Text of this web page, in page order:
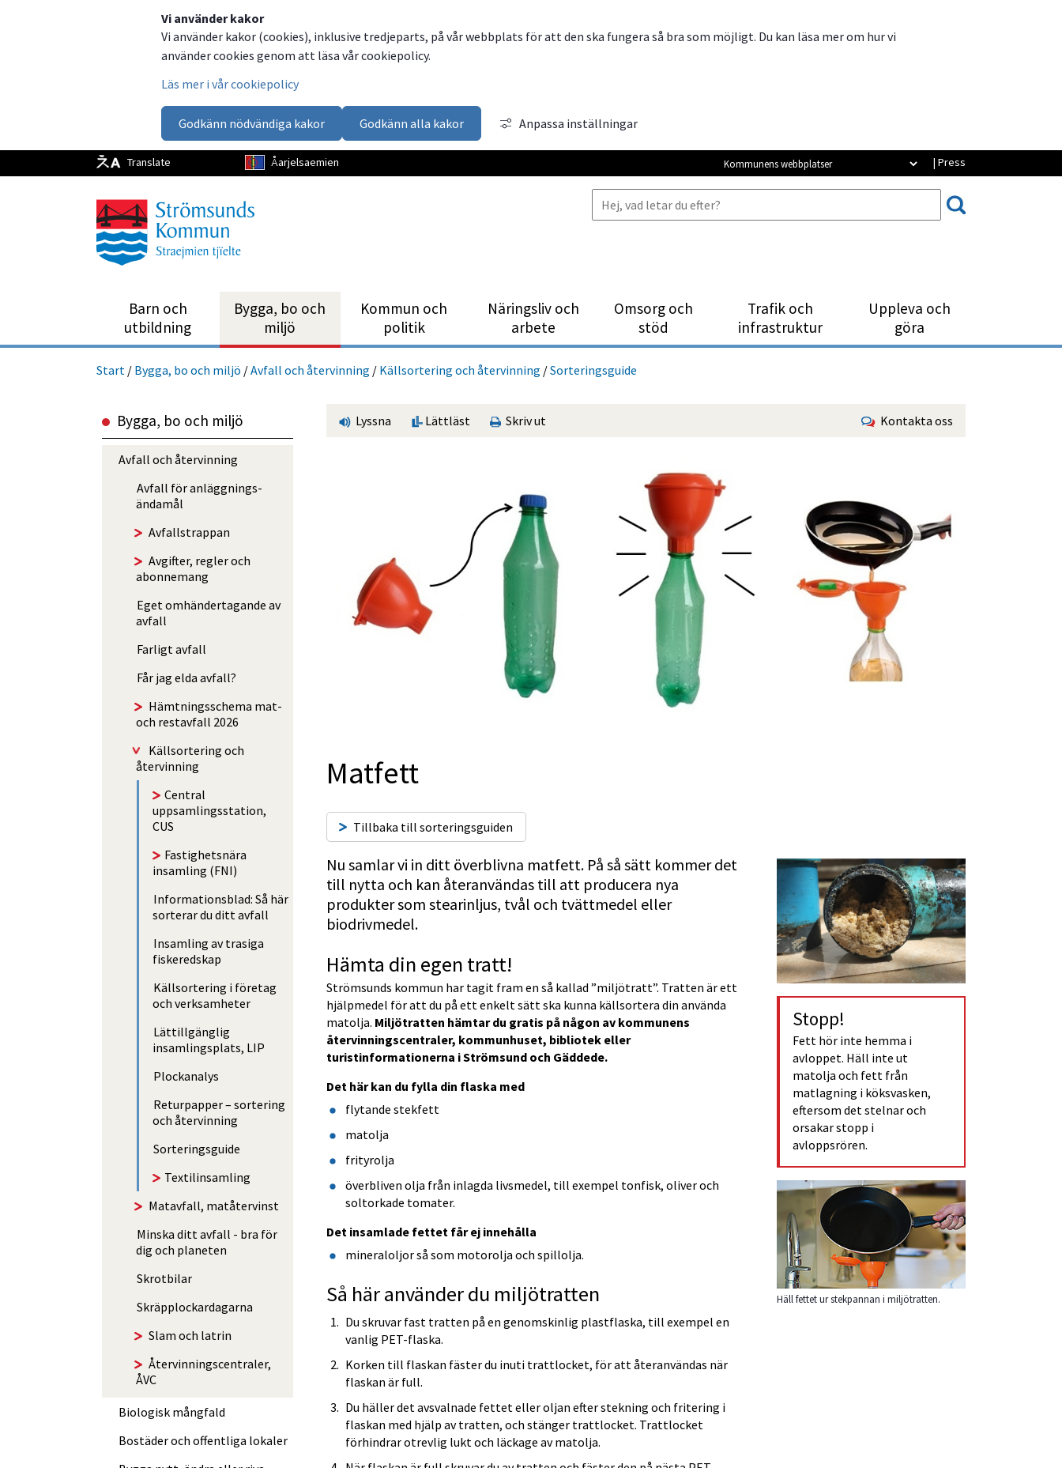
Vi använder kakor
Vi använder kakor (cookies), inklusive tredjeparts, på vår webbplats för att den ska fungera så bra som möjligt. Du kan läsa mer om hur vi
använder cookies genom att läsa vår cookiepolicy.
Läs mer i vår cookiepolicy
Godkänn nödvändiga kakor Godkänn alla kakor Anpassa inställningar
Translate Åarjelsaemien | Press
Kommunens webbplatser
Barn och
utbild­ning
Bygga, bo och
miljö
Kommun och
politik
Närings­liv och
arbete
Omsorg och
stöd
Trafik och
infrastruktur
Uppleva och
göra
Start / Bygga, bo och miljö /Avfall och återvinning / Käll­sorte­ring och återvinning /Sorterings­guide
Lyssna Lättläst Skriv ut Kontakta oss
Matfett
Tillbaka till sorteringsguiden
Nu samlar vi in ditt överblivna matfett. På så sätt kommer det
till nytta och kan återanvändas till att producera nya
produkter som stearinljus, tvål och tvättmedel eller
biodrivmedel.
Hämta din egen tratt!
Strömsunds kommun har tagit fram en så kallad ”miljötratt”. Tratten är ett
hjälpmedel för att du på ett enkelt sätt ska kunna källsortera din använda
matolja. Miljötratten hämtar du gratis på någon av kommunens
återvinningscentraler, kommunhuset, bibliotek eller
turistinformationerna i Strömsund och Gäddede.
Det här kan du fylla din flaska med
flytande stekfett
matolja
frityrolja
överbliven olja från inlagda livsmedel, till exempel tonfisk, oliver och
soltorka­de tomater.
Det insamlade fettet får ej innehålla
mineraloljor så som motorolja och spillolja.
Så här använder du miljötratten
Du skruvar fast tratten på en genomskinlig plastflaska, till exempel en
vanlig PET-flaska.
Korken till flaskan fäster du inuti trattlocket, för att återanvändas när
flaskan är full.
Du häller det avsvalnade fettet eller oljan efter stekning och fritering i
flaskan med hjälp av tratten, och stänger trattlocket. Trattlocket
förhindrar otrevlig lukt och läckage av matolja.
Stopp!
Fett hör inte hemma i
avloppet. Häll inte ut
matolja och fett från
matlagning i köksvasken,
eftersom det stelnar och
orsakar stopp i
avloppsrören.
Häll fettet ur stekpannan i miljötratten.
Bygga, bo och miljö
Avfall och återvinning
Avfall för anlägg­nings­
ändamål
Avfalls­trappan
Avgifter, regler och
abonnemang
Eget omhänder­tagande av
avfall
Farligt avfall
Får jag elda avfall?
Hämtningsschema mat-
och restavfall 2026
Käll­sorte­ring och
återvinning
Central
uppsamlingsstation,
CUS
Fastighetsnära
insamling (FNI)
Informationsblad: Så här
sorterar du ditt avfall
Insamling av trasiga
fiskeredskap
Källsortering i företag
och verksamheter
Lättillgänglig
insamlingsplats, LIP
Plockanalys
Returpapper – sortering
och återvinning
Sorterings­guide
Textilinsamling
Matavfall, matåtervinst
Minska ditt avfall - bra för
dig och planeten
Skrotbilar
Skräp­­plockar­­dagarna
Slam och latrin
Åter­vin­nings­centraler,
ÅVC
Biologisk mångfald
Bostäder och offentliga lokaler